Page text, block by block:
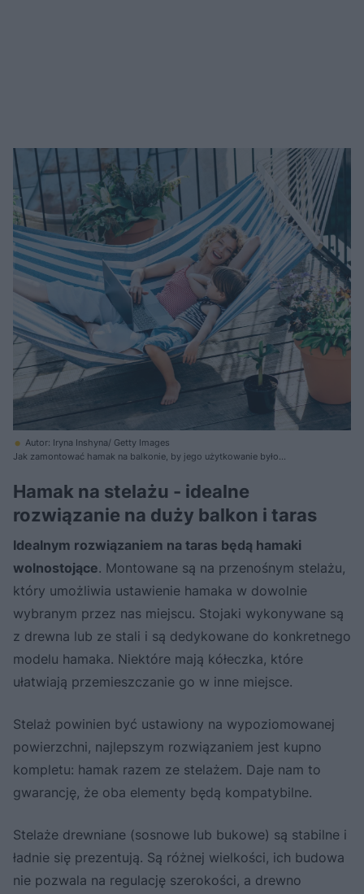
Autor: Iryna Inshyna/ Getty Images
Jak zamontować hamak na balkonie, by jego użytkowanie było
Hamak na stelażu - idealne
rozwiązanie na duży balkon i taras
Idealnym rozwiązaniem na taras będą hamaki
wolnostojące. Montowane są na przenośnym stelażu,
który umożliwia ustawienie hamaka w dowolnie
wybranym przez nas miejscu. Stojaki wykonywane są
z drewna lub ze stali i są dedykowane do konkretnego
modelu hamaka. Niektóre mają kółeczka, które
ułatwiają przemieszczanie go w inne miejsce.
Stelaż powinien być ustawiony na wypoziomowanej
powierzchni, najlepszym rozwiązaniem jest kupno
kompletu: hamak razem ze stelażem. Daje nam to
gwarancję, że oba elementy będą kompatybilne.
Stelaże drewniane (sosnowe lub bukowe) są stabilne i
ładnie się prezentują. Są różnej wielkości, ich budowa
nie pozwala na regulację szerokości, a drewno